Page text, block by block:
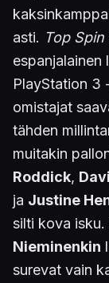
asti. Top Spin
espanjalainen
PlayStation 3
omistajat
tähden
muitakin
Roddick,
ja Justine
silti kova isku.
Nieminenkin
surevat vain